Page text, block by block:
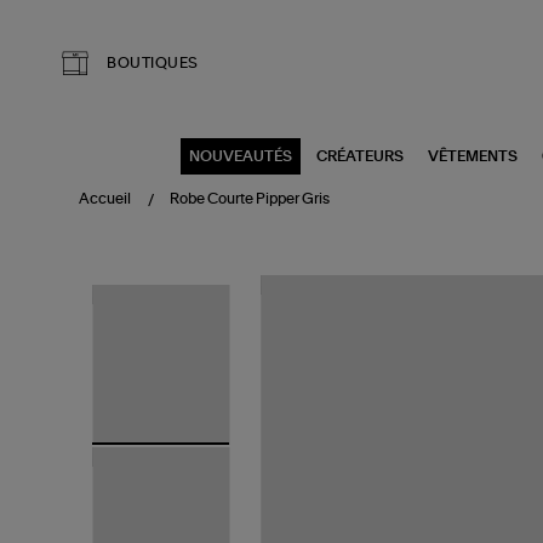
BOUTIQUES
NOUVEAUTÉS CRÉATEURS VÊTEMENTS
Accueil Robe Courte Pipper Gris